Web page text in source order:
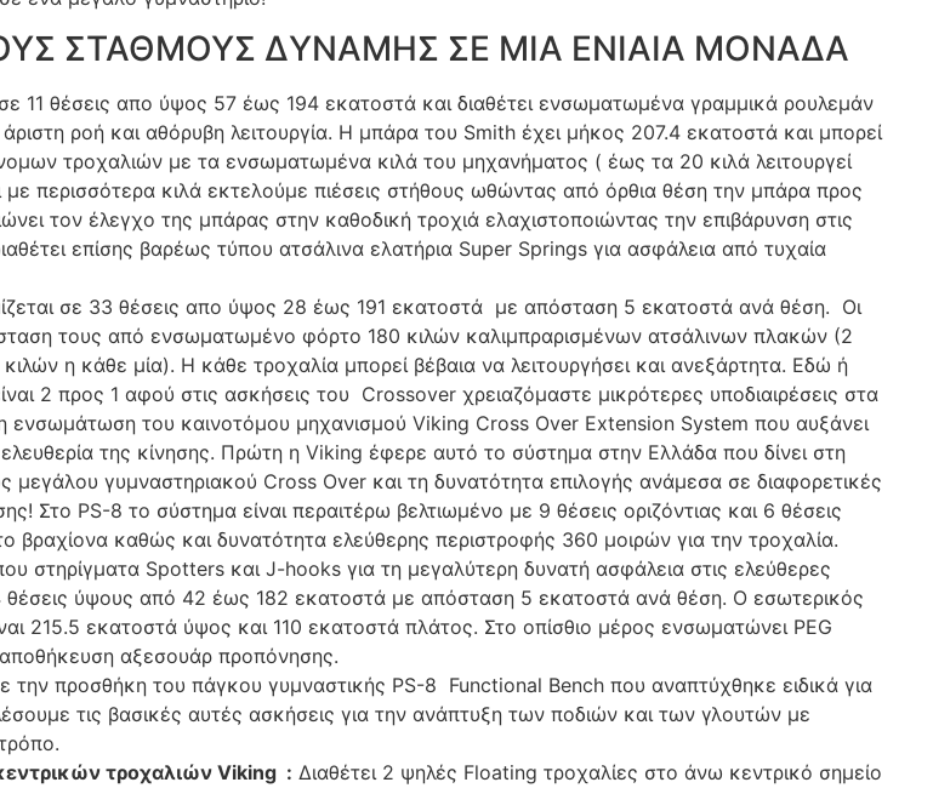
ΣΤΑΘΜΟΥΣ ΔΥΝΑΜΗΣ ΣΕ ΜΙΑ ΕΝΙΑΙΑ ΜΟΝΑΔΑ
σε 11 θέσεις απο ύψος 57 έως 194 εκατοστά και διαθέτει ενσωματωμένα γραμμικά ρουλεμάν
ροή και αθόρυβη λειτουργία. Η μπάρα του Smith έχει μήκος 207.4 εκατοστά και μπορεί
τροχαλιών με τα ενσωματωμένα κιλά του μηχανήματος ( έως τα 20 κιλά λειτουργεί
περισσότερα κιλά εκτελούμε πιέσεις στήθους ωθώντας από όρθια θέση την μπάρα προς
τον έλεγχο της μπάρας στην καθοδική τροχιά ελαχιστοποιώντας την επιβάρυνση στις
επίσης βαρέως τύπου ατσάλινα ελατήρια Super Springs για ασφάλεια από τυχαία
σε 33 θέσεις απο ύψος 28 έως 191 εκατοστά με απόσταση 5 εκατοστά ανά θέση. Οι
τους από ενσωματωμένο φόρτο 180 κιλών καλιμπραρισμένων ατσάλινων πλακών (2
η κάθε μία). Η κάθε τροχαλία μπορεί βέβαια να λειτουργήσει και ανεξάρτητα. Εδώ ή
2 προς 1 αφού στις ασκήσεις του Crossover χρειαζόμαστε μικρότερες υποδιαιρέσεις στα
ενσωμάτωση του καινοτόμου μηχανισμού Viking Cross Over Extension System που αυξάνει
της κίνησης. Πρώτη η Viking έφερε αυτό το σύστημα στην Ελλάδα που δίνει στη
μεγάλου γυμναστηριακού Cross Over και τη δυνατότητα επιλογής ανάμεσα σε διαφορετικές
Στο PS-8 το σύστημα είναι περαιτέρω βελτιωμένο με 9 θέσεις οριζόντιας και 6 θέσεις
βραχίονα καθώς και δυνατότητα ελεύθερης περιστροφής 360 μοιρών για την τροχαλία.
στηρίγματα Spotters και J-hooks για τη μεγαλύτερη δυνατή ασφάλεια στις ελεύθερες
θέσεις ύψους από 42 έως 182 εκατοστά με απόσταση 5 εκατοστά ανά θέση. Ο εσωτερικός
215.5 εκατοστά ύψος και 110 εκατοστά πλάτος. Στο οπίσθιο μέρος ενσωματώνει PEG
αποθήκευση αξεσουάρ προπόνησης.
την προσθήκη του πάγκου γυμναστικής PS-8 Functional Bench που αναπτύχθηκε ειδικά για
τις βασικές αυτές ασκήσεις για την ανάπτυξη των ποδιών και των γλουτών με
τροχαλιών Viking : Διαθέτει 2 ψηλές Floating τροχαλίες στο άνω κεντρικό σημείο